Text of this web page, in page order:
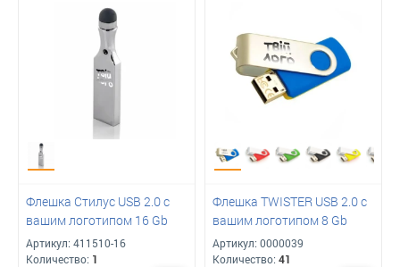
Флешка Стилус USB 2.0 с
вашим логотипом 16 Gb
Артикул: 411510-16
Количество: 1
Флешка TWISTER USB 2.0 с
вашим логотипом 8 Gb
Артикул: 0000039
Количество: 41